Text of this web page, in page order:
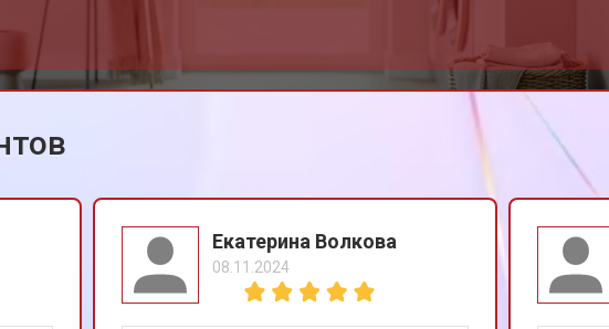
Екатерина Волкова
08.11.2024